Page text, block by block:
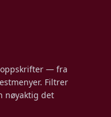
oppskrifter — fra
Filtrer
nøyaktig det